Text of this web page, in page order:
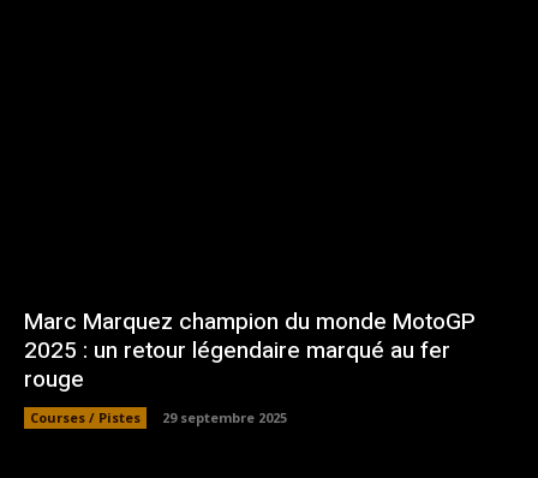
Marc Marquez champion du monde MotoGP
2025 : un retour légendaire marqué au fer
rouge
Courses / Pistes 29 septembre 2025